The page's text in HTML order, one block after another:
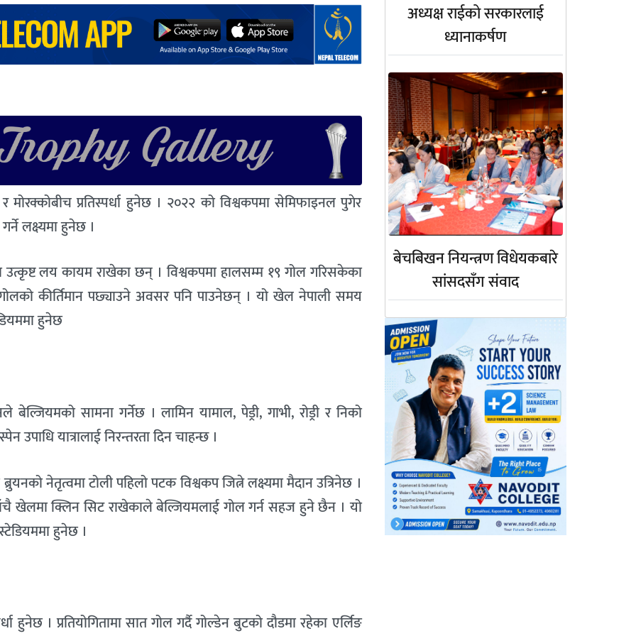
मोरक्कोबीच प्रतिस्पर्धा हुनेछ । २०२२ को विश्वकपमा सेमिफाइनल पुगेर
लक्ष्यमा हुनेछ ।
उत्कृष्ट लय कायम राखेका छन् । विश्वकपमा हालसम्म १९ गोल गरिसकेका
कीर्तिमान पछ्याउने अवसर पनि पाउनेछन् । यो खेल नेपाली समय
हुनेछ
बेल्जियमको सामना गर्नेछ । लामिन यामाल, पेड्री, गाभी, रोड्री र निको
उपाधि यात्रालाई निरन्तरता दिन चाहन्छ ।
नेतृत्वमा टोली पहिलो पटक विश्वकप जित्ने लक्ष्यमा मैदान उत्रिनेछ ।
खेलमा क्लिन सिट राखेकाले बेल्जियमलाई गोल गर्न सहज हुने छैन । यो
हुनेछ ।
हुनेछ । प्रतियोगितामा सात गोल गर्दै गोल्डेन बुटको दौडमा रहेका एर्लिङ
अध्यक्ष राईको सरकारलाई
ध्यानाकर्षण
बेचबिखन नियन्त्रण विधेयकबारे
सांसदसँग संवाद